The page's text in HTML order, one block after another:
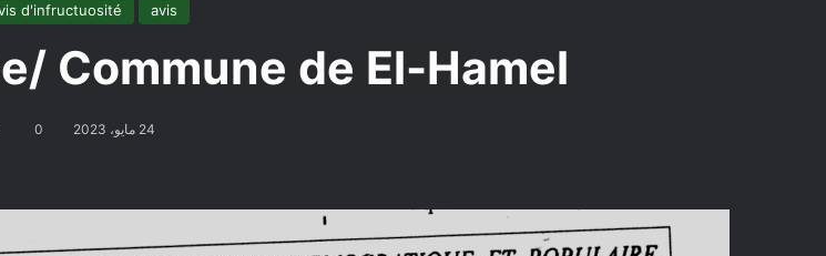
avis
d'infructuosité
Commune de El-Hamel
24 مايو، 2023 0